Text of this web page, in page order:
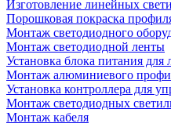
Изготовление линейных
Порошковая покраска
Монтаж светодиодного
Монтаж светодиодной ленты
Установка блока питания для
Монтаж алюминиевого
Установка контроллера для
Монтаж светодиодных
Монтаж кабеля